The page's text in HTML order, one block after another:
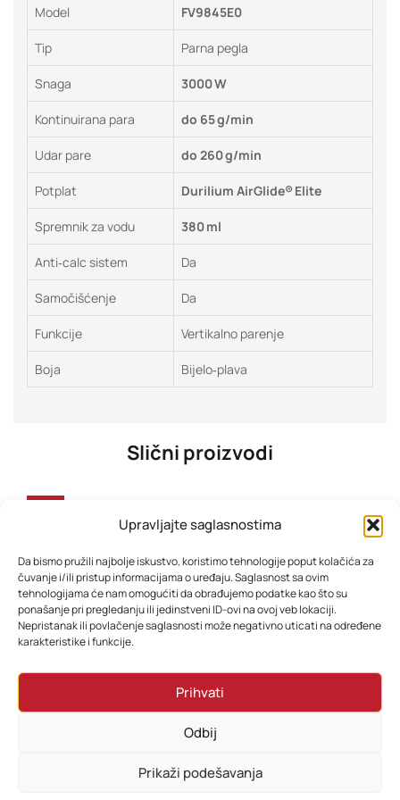
Upravljajte saglasnostima
Da bismo pružili najbolje iskustvo, koristimo tehnologije poput kolačića za
čuvanje i/ili pristup informacijama o uređaju. Saglasnost sa ovim
tehnologijama će nam omogućiti da obrađujemo podatke kao što su
ponašanje pri pregledanju ili jedinstveni ID-ovi na ovoj veb lokaciji.
Nepristanak ili povlačenje saglasnosti može negativno uticati na određene
karakteristike i funkcije.
Prihvati
Odbij
Prikaži podešavanja
Model FV9845E0
Tip Parna pegla
Snaga 3000 W
Kontinuirana para do 65 g/min
Udar pare do 260 g/min
Potplat Durilium AirGlide® Elite
Spremnik za vodu 380 ml
Anti‑calc sistem Da
Samočišćenje Da
Funkcije Vertikalno parenje
Boja Bijelo‑plava
Slični proizvodi
-31%